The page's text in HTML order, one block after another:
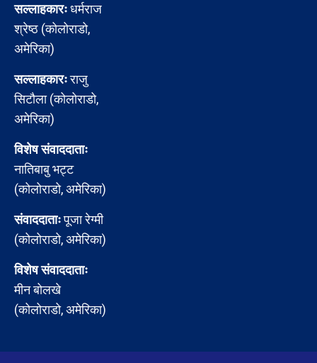
सल्लाहकारःधर्मराज
श्रेष्ठ (कोलोराडो,
अमेरिका)
सल्लाहकारःराजु
सिटौला (कोलोराडो,
अमेरिका)
विशेष संवाददाताः
नातिबाबु भट्ट
(कोलोराडो, अमेरिका)
संवाददाताःपूजा रेग्मी
(कोलोराडो, अमेरिका)
विशेष संवाददाताः
मीन बोलखे
(कोलोराडो, अमेरिका)